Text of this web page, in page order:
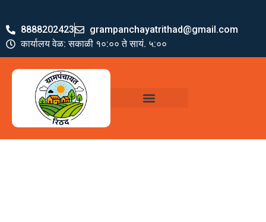
8888202423
grampanchayatrithad@gmail.com
कार्यालय वेळ: सकाळी १०:०० ते सायं. ५:००